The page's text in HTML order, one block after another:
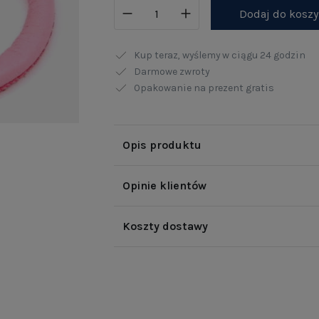
Dodaj do
Kup teraz, wyślemy w ciągu 24 godzin
Darmowe zwroty
Opakowanie na prezent gratis
Opis produktu
Opinie klientów
Koszty dostawy